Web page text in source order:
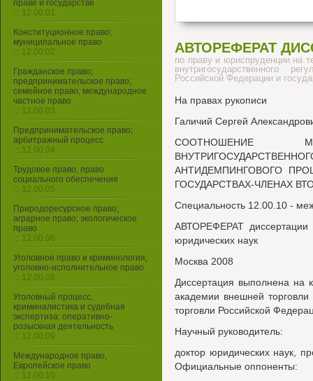
АВТОРЕФЕРАТ
по праву и юриспруденции на
внутригосударственного
Российской Федерации и
На правах рукописи
Галичий Сергей
СООТНОШЕНИЕ
АНТИДЕМПИНГОВОГО
ГОСУДАРСТВАХ-ЧЛЕНАХ
Специальность 12.00.10 -
АВТОРЕФЕРАТ диссертации
юридических наук
Москва 2008
Диссертация выполнена на
академии внешней торговли
торговли Российской
Научный руководитель:
доктор юридических наук,
Официальные оппоненты:
праве и государстве
::: 12.00.01
Конституционное право;
муниципальное право
::: 12.00.02
Гражданское право;
предпринимательское право;
семейное право; международное
частное право
::: 12.00.03
Предпринимательское право;
арбитражный процесс
::: 12.00.04
Трудовое право; право
социального обеспечения
::: 12.00.05
Природоресурсное право;
аграрное право; экологическое
право
::: 12.00.06
Уголовное право и криминология;
уголовно-исполнительное право
::: 12.00.08
Уголовный процесс,
криминалистика и судебная
экспертиза; оперативно-
розыскная деятельность
::: 12.00.09
Международное право,
Европейское право
::: 12.00.10